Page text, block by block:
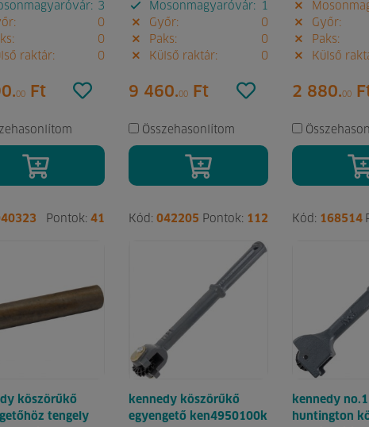
3
0
0
raktár:
0
00 Ft
Mosonmagyaróvár:
1
Győr:
0
Paks:
0
Külső raktár:
0
9 460.00 Ft
Összehasonlítom
Győr:
Paks:
Külső
2 880.00
Pontok:41
köszörűkő
tengely
Kód:042205 Pontok: 112
kennedy köszörűkő
egyengető ken4950100k
Kód: 168514
kennedy no.1
huntington